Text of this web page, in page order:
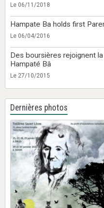
Le 06/11/2018
Hampate Ba holds first
Le 06/04/2016
Des boursières rejoignent
Hampaté Bâ
Le 27/10/2015
Dernières photos